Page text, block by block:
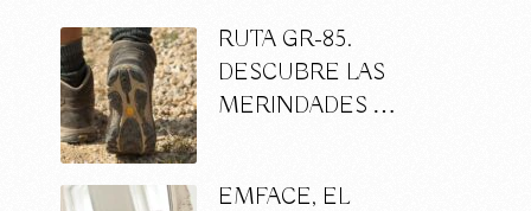
RUTA GR-85.
DESCUBRE LAS
MERINDADES …
EMFACE, EL